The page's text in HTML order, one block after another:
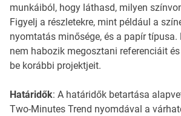
munkáiból, hogy láthasd, milyen
Figyelj a részletekre, mint például a
nyomtatás minősége, és a papír típusa.
nem habozik megosztani referenciáit
be korábbi projektjeit.
Határidők: A határidők betartása
Two-Minutes Trend nyomdával a